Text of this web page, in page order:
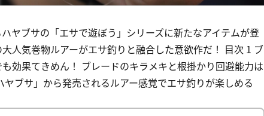
ヤブサの「エサで遊ぼう」シリーズに新たなアイテムが登
人気巻物ルアーがエサ釣りと融合した意欲作だ！ 目次 1 ブ
効果てきめん！ ブレードのキラメキと根掛かり回避能力は
ブサ」から発売されるルアー感覚でエサ釣りが楽しめる